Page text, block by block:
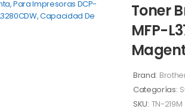
Toner
MFP-
Brand:
Categorías:
SKU: TN-219M